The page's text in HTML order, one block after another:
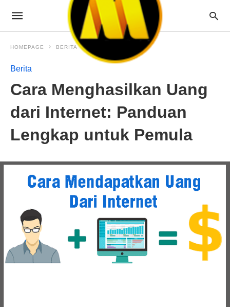
HOMEPAGE BERITA
Berita
Cara Menghasilkan Uang
dari Internet: Panduan
Lengkap untuk Pemula